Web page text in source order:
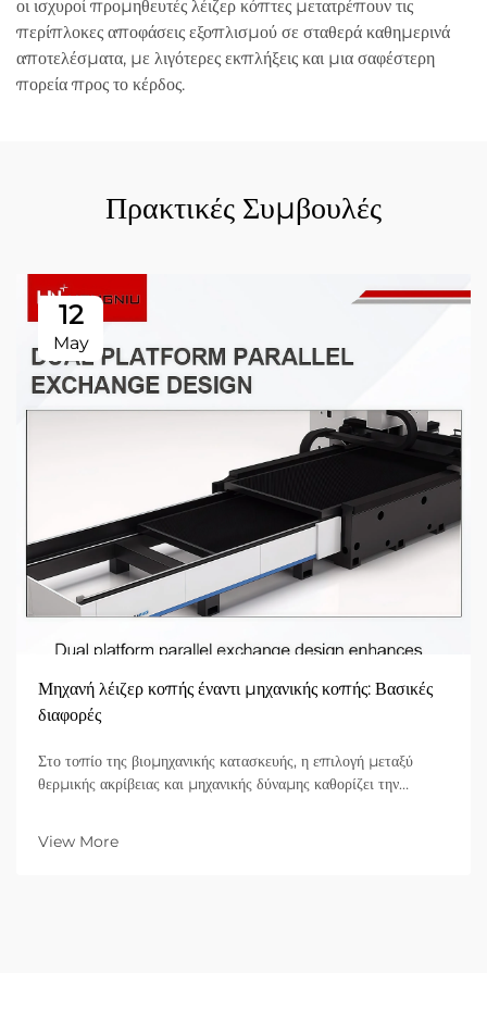
οι ισχυροί προμηθευτές λέιζερ κόπτες μετατρέπουν τις
περίπλοκες αποφάσεις εξοπλισμού σε σταθερά καθημερινά
αποτελέσματα, με λιγότερες εκπλήξεις και μια σαφέστερη
πορεία προς το κέρδος.
Πρακτικές Συμβουλές
12
May
Μηχανή λέιζερ κοπής έναντι μηχανικής κοπής: Βασικές
διαφορές
Στο τοπίο της βιομηχανικής κατασκευής, η επιλογή μεταξύ
θερμικής ακρίβειας και μηχανικής δύναμης καθορίζει την
φυσικών εργαλείων όπως ψαλίδια, διατρητικά...
View More